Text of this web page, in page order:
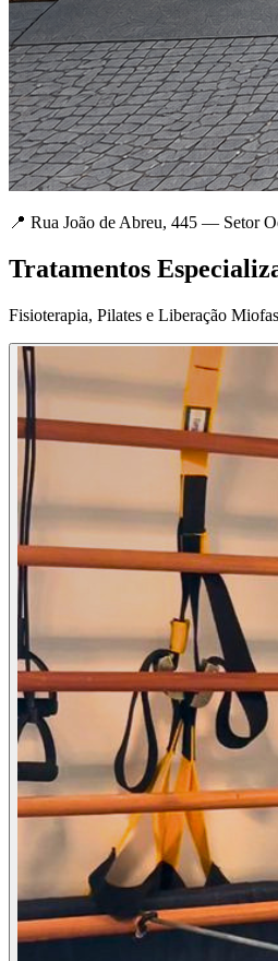
📍 Rua João de Abreu, 445 — Setor
Tratamentos
Fisioterapia, Pilates e Liberação